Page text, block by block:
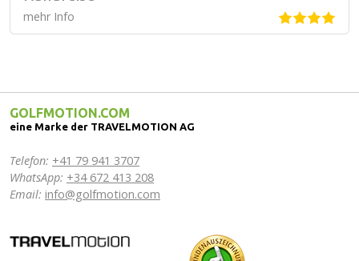
mehr Info
GOLFMOTION.COM
eine Marke der TRAVELMOTION AG
Telefon: +41 79 941 3707
WhatsApp: +34 672 413 208
Email: info@golfmotion.com